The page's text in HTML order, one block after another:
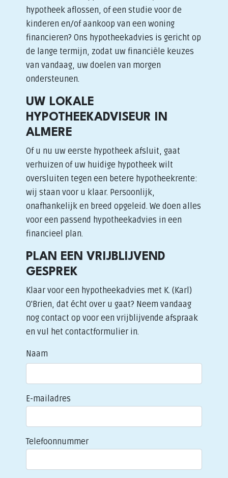
hypotheek aflossen, of een studie voor de
kinderen en/of aankoop van een woning
financieren? Ons hypotheekadvies is gericht op
de lange termijn, zodat uw financiële keuzes
van vandaag, uw doelen van morgen
ondersteunen.
UW LOKALE
HYPOTHEEKADVISEUR IN
ALMERE
Of u nu uw eerste hypotheek afsluit, gaat
verhuizen of uw huidige hypotheek wilt
oversluiten tegen een betere hypotheekrente:
wij staan voor u klaar. Persoonlijk,
onafhankelijk en breed opgeleid. We doen alles
voor een passend hypotheekadvies in een
financieel plan.
PLAN EEN VRIJBLIJVEND
GESPREK
Klaar voor een hypotheekadvies met K. (Karl)
O'Brien, dat écht over u gaat? Neem vandaag
nog contact op voor een vrijblijvende afspraak
en vul het contactformulier in.
Naam
E-mailadres
Telefoonnummer